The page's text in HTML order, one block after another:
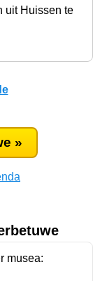
uit Huissen te
»
musea: